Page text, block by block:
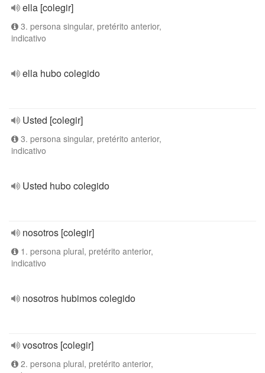
ella [colegir]
3. persona singular, pretérito anterior,
indicativo
ella hubo colegido
Usted [colegir]
3. persona singular, pretérito anterior,
indicativo
Usted hubo colegido
nosotros [colegir]
1. persona plural, pretérito anterior,
indicativo
nosotros hubimos colegido
vosotros [colegir]
2. persona plural, pretérito anterior,